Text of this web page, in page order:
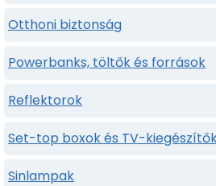
Otthoni biztonság
Powerbanks, töltők és források
Reflektorok
Set-top boxok és TV-
Sinlampak